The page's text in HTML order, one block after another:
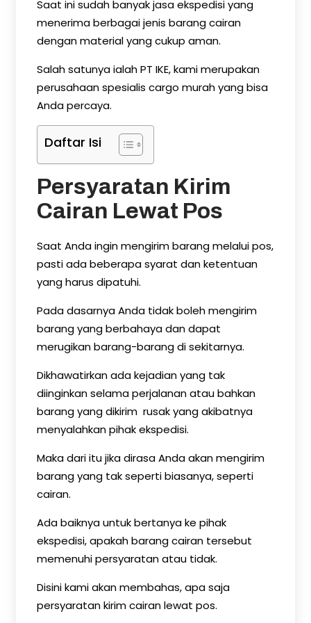
Saat ini sudah banyak jasa ekspedisi yang
menerima berbagai jenis barang cairan
dengan material yang cukup aman.
Salah satunya ialah PT IKE, kami merupakan
perusahaan spesialis cargo murah yang bisa
Anda percaya.
Daftar Isi
Persyaratan Kirim
Cairan Lewat Pos
Saat Anda ingin mengirim barang melalui pos,
pasti ada beberapa syarat dan ketentuan
yang harus dipatuhi.
Pada dasarnya Anda tidak boleh mengirim
barang yang berbahaya dan dapat
merugikan barang-barang di sekitarnya.
Dikhawatirkan ada kejadian yang tak
diinginkan selama perjalanan atau bahkan
barang yang dikirim rusak yang akibatnya
menyalahkan pihak ekspedisi.
Maka dari itu jika dirasa Anda akan mengirim
barang yang tak seperti biasanya, seperti
cairan.
Ada baiknya untuk bertanya ke pihak
ekspedisi, apakah barang cairan tersebut
memenuhi persyaratan atau tidak.
Disini kami akan membahas, apa saja
persyaratan kirim cairan lewat pos.